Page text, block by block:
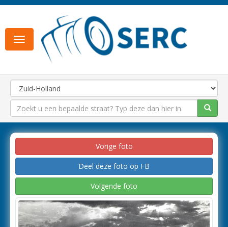
Toggle
navigation
Vorige foto
Deel deze foto op FB
Volgende foto